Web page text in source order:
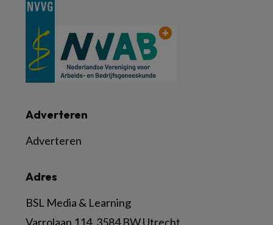
Adres
BSL Media & Learning
Varrolaan 114, 3584 BW Utrecht
Adverteren
Adverteren